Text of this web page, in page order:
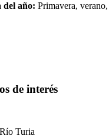
del año:Primavera,
de interés
Río Turia